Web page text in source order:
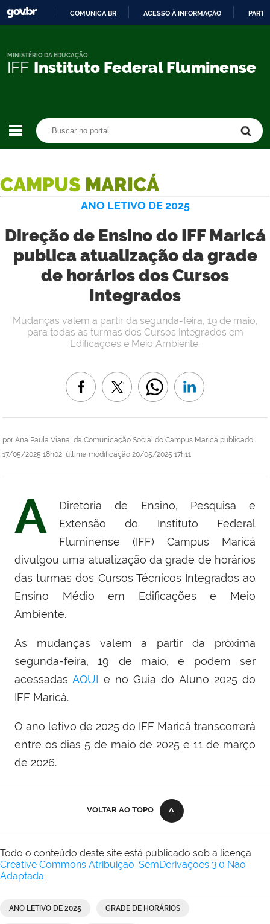
CONTEÚDO
COMUNICA BR ACESSO À INFORMAÇÃO
IFF Instituto Federal Fluminense
MINISTÉRIO DA EDUCAÇÃO
CAMPUS MARICÁ
ANO LETIVO DE 2025
Direção de Ensino do IFF Maricá
publica atualização da grade
de horários dos Cursos
Integrados
por Ana Paula Viana, da Comunicação Social do Campus Maricá publicado
17/05/2025 18h02, última modificação 20/05/2025 17h11
Mudanças valem a partir da segunda-feira, 19 de maio,
para todas as turmas dos Cursos Integrados em
Edificações e Meio Ambiente.
A
Diretoria de Ensino, Pesquisa e
Extensão do Instituto Federal
Fluminense (IFF) Campus Maricá
divulgou uma atualização da grade de horários
das turmas dos Cursos Técnicos Integrados ao
Ensino Médio em Edificações e Meio
Ambiente.
As mudanças valem a partir da próxima
segunda-feira, 19 de maio, e podem ser
acessadasAQUI e no Guia do Aluno 2025 do
IFF Maricá.
O ano letivo de 2025 do IFF Maricá transcorrerá
entre os dias 5 de maio de 2025 e 11 de março
de 2026.
VOLTAR AO TOPO
Todo o conteúdo deste site está publicado sob a licença
Creative Commons Atribuição-SemDerivações 3.0 Não
Adaptada.
ANO LETIVO DE 2025 GRADE DE HORÁRIOS